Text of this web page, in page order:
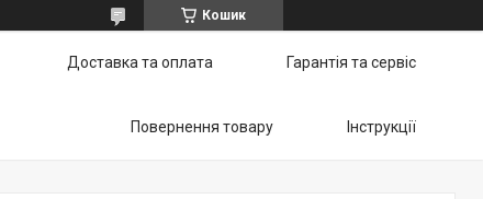
Кошик
Доставка та оплата Гарантія та сервіс
Повернення товару Інструкції